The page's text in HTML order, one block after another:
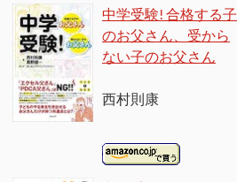
中学受験! 合格する子
のお父さん、受から
ない子のお父さん
西村則康